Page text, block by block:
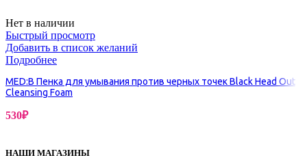
Нет в наличии
Быстрый просмотр
Добавить в список желаний
Подробнее
MED:B Пенка для умывания против черных точек Black Head Out
Cleansing Foam
530₽
НАШИ МАГАЗИНЫ